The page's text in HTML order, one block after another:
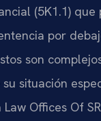
(5K1.1) que
por
son
situación
Offices Of